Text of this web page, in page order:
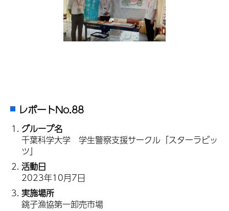
レポートNo.88
グループ名
千葉科学大学 学生警察支援サークル「スターラビッ
ツ」
活動日
2023年10月7日
実施場所
銚子漁協第一卸売市場